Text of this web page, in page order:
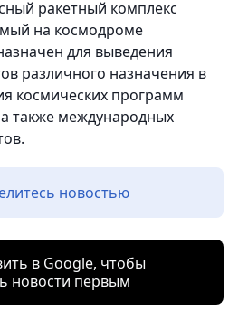
ракетный комплекс
на космодроме
для выведения
различного назначения в
космических программ
также международных
новостью
в Google, чтобы
новости первым